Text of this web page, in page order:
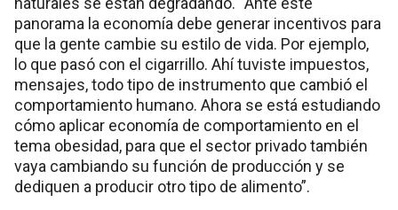
panorama la economía debe generar incentivos para
que la gente cambie su estilo de vida. Por ejemplo,
lo que pasó con el cigarrillo. Ahí tuviste impuestos,
mensajes, todo tipo de instrumento que cambió el
comportamiento humano. Ahora se está estudiando
cómo aplicar economía de comportamiento en el
tema obesidad, para que el sector privado también
vaya cambiando su función de producción y se
dediquen a producir otro tipo de alimento”.